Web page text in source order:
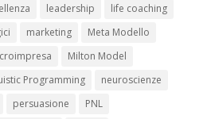
leadership
life coaching
marketing
Meta Modello
Milton Model
Programming
neuroscienze
persuasione
PNL